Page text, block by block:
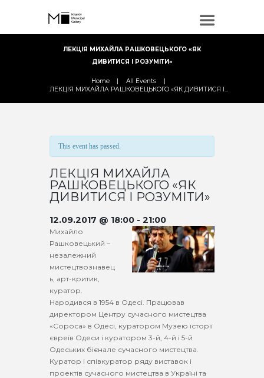
ЛЕКЦІЯ МИХАЙЛА РАШКОВЕЦЬКОГО «ЯК
ДИВИТИСЯ І РОЗУМІТИ»
Home
All Events
ЛЕКЦІЯ МИХАЙЛА РАШКОВЕЦЬКОГО «ЯК ДИВИТИСЯ І...
This event has passed.
ЛЕКЦІЯ МИХАЙЛА
РАШКОВЕЦЬКОГО «ЯК
ДИВИТИСЯ І РОЗУМІТИ»
12.09.2017 @ 18:00 - 21:00
Михайло
Рашковецький –
незалежний
мистецтвознавец
ь, арт-критик,
куратор.
Народився в 1954 в Одесі. Працював
директором Центру сучасного мистецтва
«Сороса» в Одесі, куратором Музею історії
євреїв Одеси і куратором 3-й, 4-й і 5-й
Одеських бієнале сучасного мистецтва.
Куратор і співкуратор ряду виставок і
проектів сучасного мистецтва в Україні та